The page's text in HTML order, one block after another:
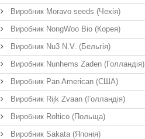
Виробник Moravo seeds (Чехія)
Виробник NongWoo Bio (Корея)
Виробник Nu3 N.V. (Бельгія)
Виробник Nunhems Zaden (Голландія)
Виробник Pan American (США)
Виробник Rijk Zvaan (Голландія)
Виробник Roltico (Польща)
Виробник Sakata (Японія)